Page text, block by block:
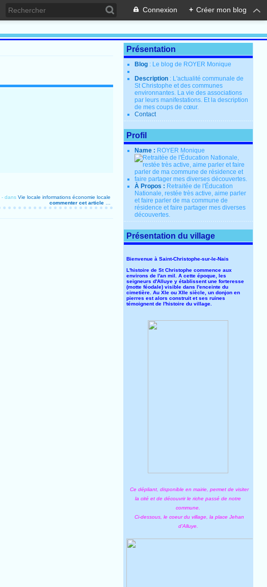
Connexion + Créer mon blog
-dans Vie locale informations économie locale
commenter cet article
Présentation
Blog : Le blog de ROYER Monique
Description : L'actualité communale de
St Christophe et des communes
environnantes. La vie des associations
par leurs manifestations. Et la description
de mes coups de cœur.
Contact
Profil
Name : ROYER Monique
À Propos : Retraitée de l'Éducation
Nationale, restée très active, aime parler
et faire parler de ma commune de
résidence et faire partager mes diverses
découvertes.
Présentation du village
Bienvenue à Saint-Christophe-sur-le-Nais
L'histoire de St Christophe commence aux
environs de l'an mil. A cette époque, les
seigneurs d'Alluye y établissent une forteresse
(motte féodale) visible dans l'enceinte du
cimetière. Au XIe ou XIIe siècle, un donjon en
pierres est alors construit et ses ruines
témoignent de l'histoire du village.
Ce dépliant, disponible en mairie, permet de visiter
la cité et de découvrir le riche passé de notre
commune.
Ci-dessous, le coeur du village, la place Jehan
d'Alluye.